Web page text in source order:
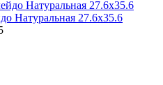
Натуральная 27.6x35.6